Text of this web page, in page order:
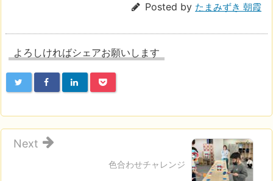
Posted by たまみずき 朝霞
よろしければシェアお願いします
色合わせチャレンジ
Next